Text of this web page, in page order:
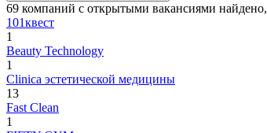
69 компаний с открытыми вакансиями найдено,
101квест
1
Beauty Technology
1
Clinica эстетической медицины
13
Fast Clean
1